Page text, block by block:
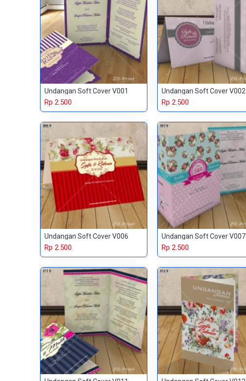
Undangan Soft Cover V001
Rp 2.500
Undangan Soft Cover V002
Rp 2.500
Undangan Soft Cover V006
Rp 2.500
Undangan Soft Cover V007
Rp 2.500